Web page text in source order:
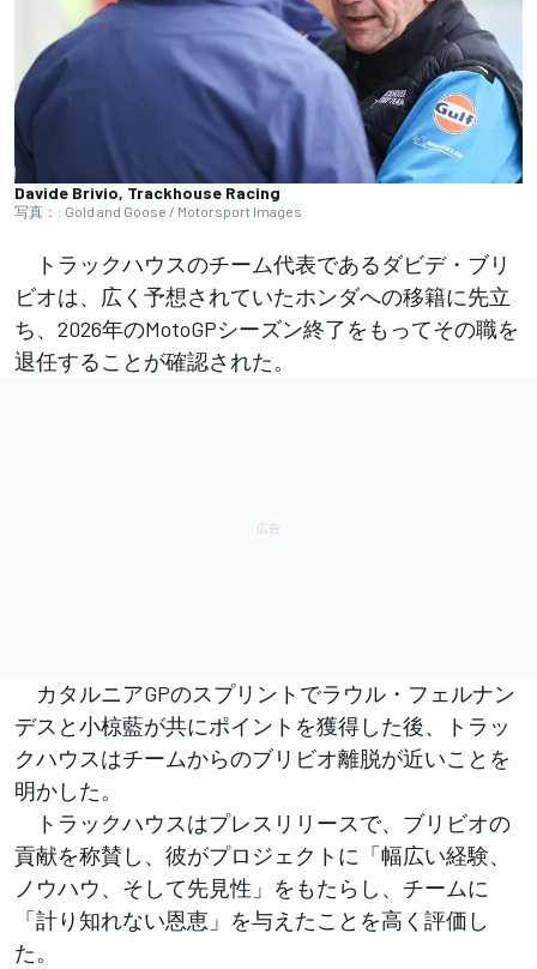
Davide Brivio, Trackhouse Racing
写真：: Gold and Goose / Motorsport Images
トラックハウスのチーム代表であるダビデ・ブリ
ビオは、広く予想されていたホンダへの移籍に先立
ち、2026年のMotoGPシーズン終了をもってその職を
退任することが確認された。
カタルニアGPのスプリントでラウル・フェルナン
デスと小椋藍が共にポイントを獲得した後、トラッ
クハウスはチームからのブリビオ離脱が近いことを
明かした。
トラックハウスはプレスリリースで、ブリビオの
貢献を称賛し、彼がプロジェクトに「幅広い経験、
ノウハウ、そして先見性」をもたらし、チームに
「計り知れない恩恵」を与えたことを高く評価し
た。